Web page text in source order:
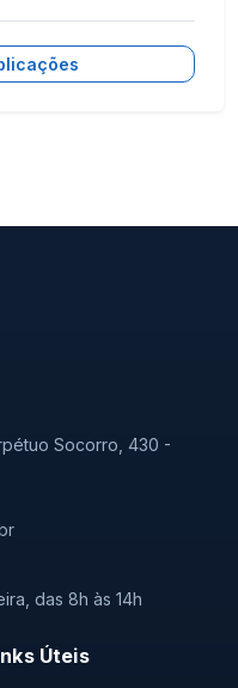
Socorro, 430 -
das 8h às 14h
Úteis